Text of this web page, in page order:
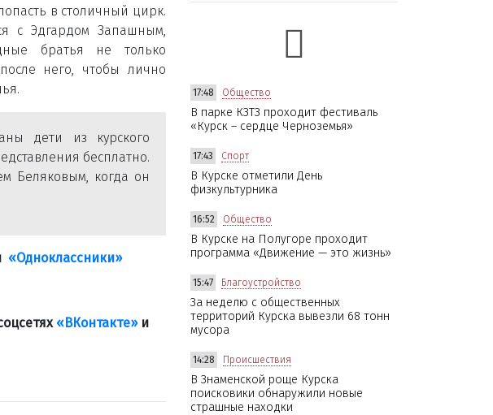
в столичный цирк.
с Эдгардом Запашным,
братья не только
него, чтобы лично
дети из курского
бесплатно.
Беляковым, когда он
«Одноклассники»
«ВКонтакте»и
17:48 Общество
В парке КЗТЗ проходит фестиваль
«Курск – сердце Черноземья»
17:43 Спорт
В Курске отметили День
физкультурника
16:52 Общество
В Курске на Полугоре проходит
программа «Движение — это жизнь»
15:47 Благоустройство
За неделю с общественных
территорий Курска вывезли 68 тонн
мусора
14:28 Происшествия
В Знаменской роще Курска
поисковики обнаружили новые
страшные находки